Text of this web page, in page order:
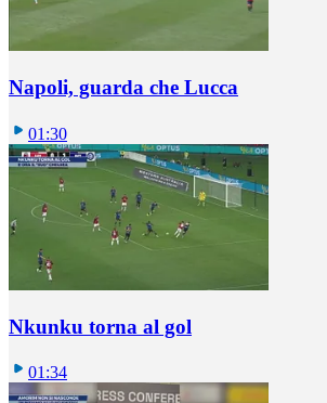
Napoli, guarda che Lucca
01:30
Nkunku torna al gol
01:34